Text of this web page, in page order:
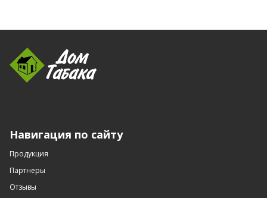
Навигация по сайту
Продукция
Партнеры
Отзывы